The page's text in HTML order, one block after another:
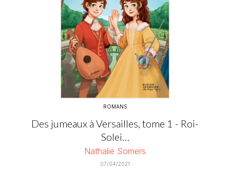
ROMANS
Des jumeaux à Versailles, tome 1 - Roi-
Solei…
Nathalie Somers
07/04/2021